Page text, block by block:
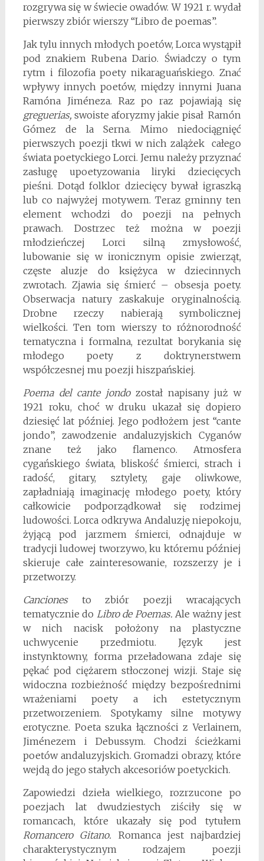
rozgrywa się w świecie owadów. W 1921 r. wydał
pierwszy zbiór wierszy “Libro de poemas”.
Jak tylu innych młodych poetów, Lorca wystąpił
pod znakiem Rubena Dario. Świadczy o tym
rytm i filozofia poety nikaraguańskiego. Znać
wpływy innych poetów, między innymi Juana
Ramóna Jiméneza. Raz po raz pojawiają się
greguerias, swoiste aforyzmy jakie pisał Ramón
Gómez de la Serna. Mimo niedociągnięć
pierwszych poezji tkwi w nich zalążek całego
świata poetyckiego Lorci. Jemu należy przyznać
zasługę upoetyzowania liryki dziecięcych
pieśni. Dotąd folklor dziecięcy bywał igraszką
lub co najwyżej motywem. Teraz gminny ten
element wchodzi do poezji na pełnych
prawach. Dostrzec też można w poezji
młodzieńczej Lorci silną zmysłowość,
lubowanie się w ironicznym opisie zwierząt,
częste aluzje do księżyca w dziecinnych
zwrotach. Zjawia się śmierć – obsesja poety.
Obserwacja natury zaskakuje oryginalnością.
Drobne rzeczy nabierają symbolicznej
wielkości. Ten tom wierszy to różnorodność
tematyczna i formalna, rezultat borykania się
młodego poety z doktrynerstwem
współczesnej mu poezji hiszpańskiej.
Poema del cante jondozostał napisany już w
1921 roku, choć w druku ukazał się dopiero
dziesięć lat później. Jego podłożem jest “cante
jondo”, zawodzenie andaluzyjskich Cyganów
znane też jako flamenco. Atmosfera
cygańskiego świata, bliskość śmierci, strach i
radość, gitary, sztylety, gaje oliwkowe,
zapładniają imaginację młodego poety, który
całkowicie podporządkował się rodzimej
ludowości. Lorca odkrywa Andaluzję niepokoju,
żyjącą pod jarzmem śmierci, odnajduje w
tradycji ludowej tworzywo, ku któremu później
skieruje całe zainteresowanie, rozszerzy je i
przetworzy.
Cancionesto zbiór poezji wracających
tematycznie do Libro de Poemas. Ale ważny jest
w nich nacisk położony na plastyczne
uchwycenie przedmiotu. Język jest
instynktowny, forma przeładowana zdaje się
pękać pod ciężarem stłoczonej wizji. Staje się
widoczna rozbieżność między bezpośrednimi
wrażeniami poety a ich estetycznym
przetworzeniem. Spotykamy silne motywy
erotyczne. Poeta szuka łączności z Verlainem,
Jiménezem i Debussym. Chodzi ścieżkami
poetów andaluzyjskich. Gromadzi obrazy, które
wejdą do jego stałych akcesoriów poetyckich.
Zapowiedzi dzieła wielkiego, rozrzucone po
poezjach lat dwudziestych ziściły się w
romancach, które ukazały się pod tytułem
Romancero Gitano. Romanca jest najbardziej
charakterystycznym rodzajem poezji